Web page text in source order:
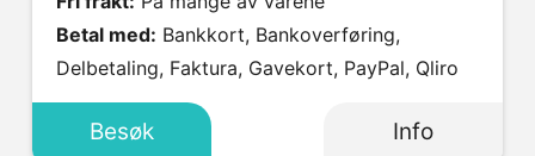
Betal med:
Delbetaling, Faktura, Gavekort, PayPal, Qliro
Besøk Info